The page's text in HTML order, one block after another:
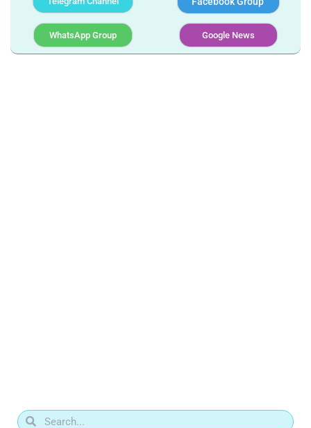
WhatsApp Group Google News